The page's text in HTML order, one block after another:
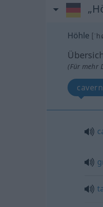
Höhle
(Für mehr